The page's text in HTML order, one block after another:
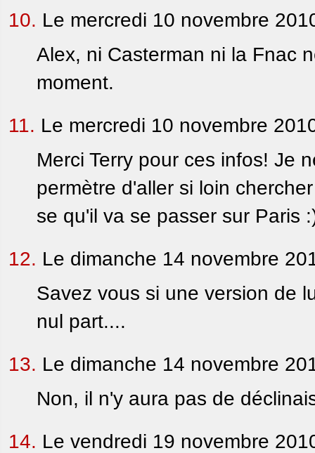
10. Le mercredi 10 novembre
Alex, ni Casterman ni la Fnac
moment.
11. Le mercredi 10 novembre
Merci Terry pour ces infos! Je
permètre d'aller si loin
se qu'il va se passer sur Paris
12. Le dimanche 14 novembre
Savez vous si une version de
nul part....
13. Le dimanche 14 novembre
Non, il n'y aura pas de
14. Le vendredi 19 novembre